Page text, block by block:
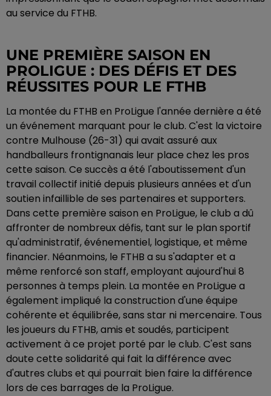
au service du FTHB.
UNE PREMIÈRE SAISON EN
PROLIGUE : DES DÉFIS ET DES
RÉUSSITES POUR LE FTHB
La montée du FTHB en ProLigue l'année dernière a été
un événement marquant pour le club. C'est la victoire
contre Mulhouse (26-31) qui avait assuré aux
handballeurs frontignanais leur place chez les pros
cette saison. Ce succès a été l'aboutissement d'un
travail collectif initié depuis plusieurs années et d'un
soutien infaillible de ses partenaires et supporters.
Dans cette première saison en ProLigue, le club a dû
affronter de nombreux défis, tant sur le plan sportif
qu'administratif, événementiel, logistique, et même
financier. Néanmoins, le FTHB a su s'adapter et a
même renforcé son staff, employant aujourd'hui 8
personnes à temps plein. La montée en ProLigue a
également impliqué la construction d'une équipe
cohérente et équilibrée, sans star ni mercenaire. Tous
les joueurs du FTHB, amis et soudés, participent
activement à ce projet porté par le club. C'est sans
doute cette solidarité qui fait la différence avec
d'autres clubs et qui pourrait bien faire la différence
lors de ces barrages de la ProLigue.